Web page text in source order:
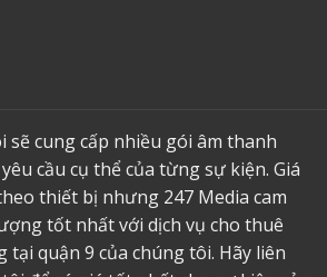
sẽ cung cấp nhiều gói âm thanh
cầu cụ thể của từng sự kiện. Giá
thiết bị nhưng 247 Media cam
tốt nhất với dịch vụ cho thuê
tại quận 9 của chúng tôi. Hãy liên